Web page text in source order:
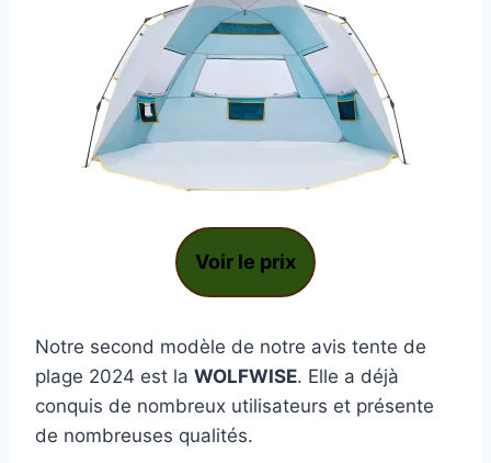
Voir le prix
Notre second modèle de notre avis tente de
plage 2024 est la WOLFWISE. Elle a déjà
conquis de nombreux utilisateurs et présente
de nombreuses qualités.